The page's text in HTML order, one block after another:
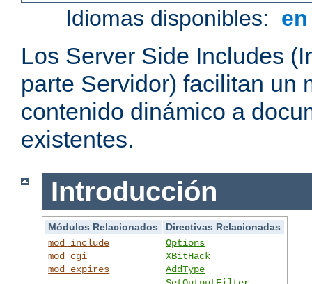
Idiomas disponibles:
Los Server Side Includes
parte Servidor) facilitan un
contenido dinámico a
existentes.
Introducción
Módulos Relacionados
Directivas Relacionadas
mod_include
mod_cgi
mod_expires
Options
XBitHack
AddType